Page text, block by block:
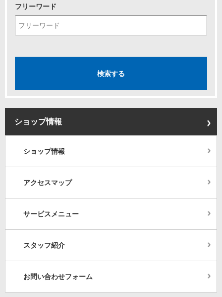
フリーワード
ショップ情報
ショップ情報
アクセスマップ
サービスメニュー
スタッフ紹介
お問い合わせフォーム